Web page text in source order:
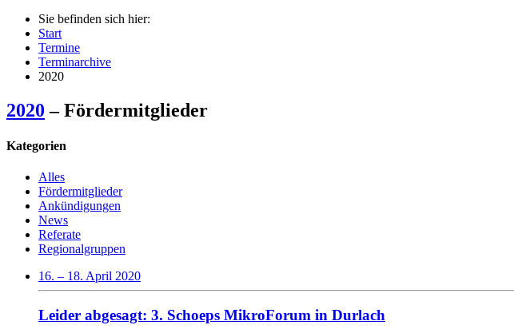
Sie befinden sich hier:
Start
Termine
Terminarchive
2020
2020 – Fördermitglieder
Kategorien
Alles
Fördermitglieder
Ankündigungen
News
Referate
Regionalgruppen
16. – 18. April 2020
Leider abgesagt: 3. Schoeps MikroForum in Durlach